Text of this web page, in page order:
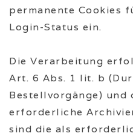
permanente Cookies
Login-Status ein.
Die Verarbeitung
Art. 6 Abs. 1 lit. b
Bestellvorgänge) und
erforderliche
sind die als